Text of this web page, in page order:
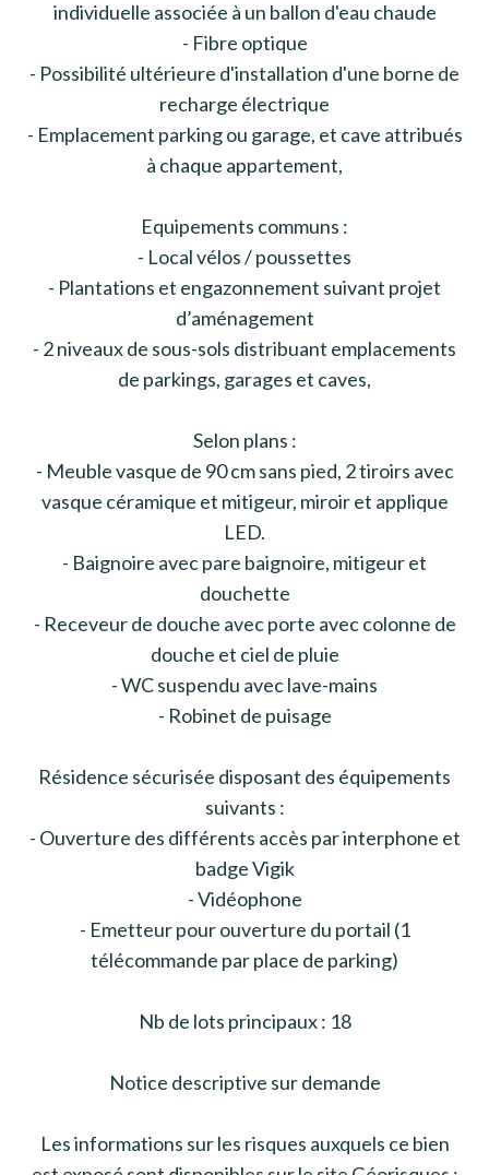
individuelle associée à un ballon d'eau chaude
- Fibre optique
- Possibilité ultérieure d'installation d'une borne de
recharge électrique
- Emplacement parking ou garage, et cave attribués
à chaque appartement,
Equipements communs :
- Local vélos / poussettes
- Plantations et engazonnement suivant projet
d’aménagement
- 2 niveaux de sous-sols distribuant emplacements
de parkings, garages et caves,
Selon plans :
- Meuble vasque de 90 cm sans pied, 2 tiroirs avec
vasque céramique et mitigeur, miroir et applique
LED.
- Baignoire avec pare baignoire, mitigeur et
douchette
- Receveur de douche avec porte avec colonne de
douche et ciel de pluie
- WC suspendu avec lave-mains
- Robinet de puisage
Résidence sécurisée disposant des équipements
suivants :
- Ouverture des différents accès par interphone et
badge Vigik
- Vidéophone
- Emetteur pour ouverture du portail (1
télécommande par place de parking)
Nb de lots principaux : 18
Notice descriptive sur demande
Les informations sur les risques auxquels ce bien